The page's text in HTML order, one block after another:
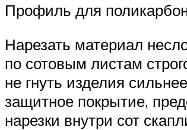
Профиль для
Нарезать материал
по сотовым листам
не гнуть изделия
защитное покрытие,
нарезки внутри сот